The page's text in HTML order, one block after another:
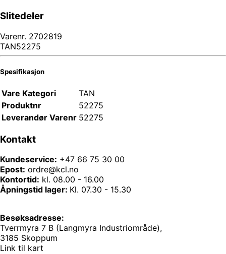
Slitedeler
Varenr. 2702819
TAN52275
Spesifikasjon
Vare Kategori
TAN
Produktnr
52275
Leverandør Varenr 52275
Kontakt
Kundeservice: +47 66 75 30 00
Epost: ordre@kcl.no
Kontortid: kl. 08.00 - 16.00
Åpningstid lager: Kl. 07.30 - 15.30
Besøksadresse:
Tverrmyra 7 B (Langmyra Industriområde),
3185 Skoppum
Link til kart